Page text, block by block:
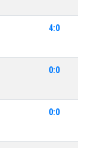
4:0
0:0
0:0